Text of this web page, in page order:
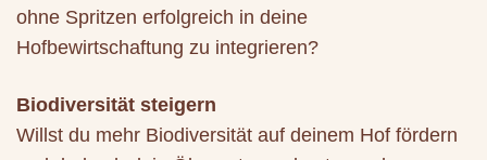
ohne Spritzen erfolgreich in deine
Hofbewirtschaftung zu integrieren?
Biodiversität steigern
Willst du mehr Biodiversität auf deinem Hof fördern